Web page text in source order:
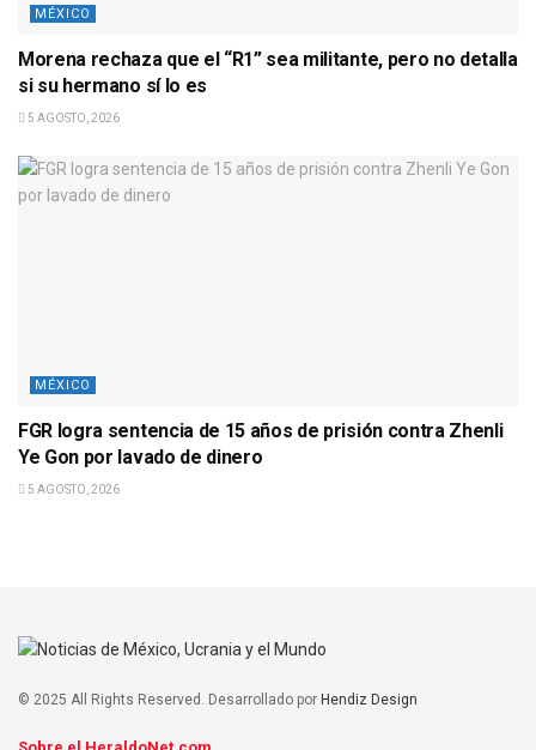
MÉXICO
Morena rechaza que el “R1” sea militante, pero no detalla
si su hermano sí lo es
5 AGOSTO, 2026
MÉXICO
FGR logra sentencia de 15 años de prisión contra Zhenli
Ye Gon por lavado de dinero
5 AGOSTO, 2026
© 2025 All Rights Reserved. Desarrollado por Hendiz Design